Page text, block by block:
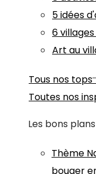
5 idées
6
Art au
Tous nos tops
Toutes nos
Les bons
Thème
bouger